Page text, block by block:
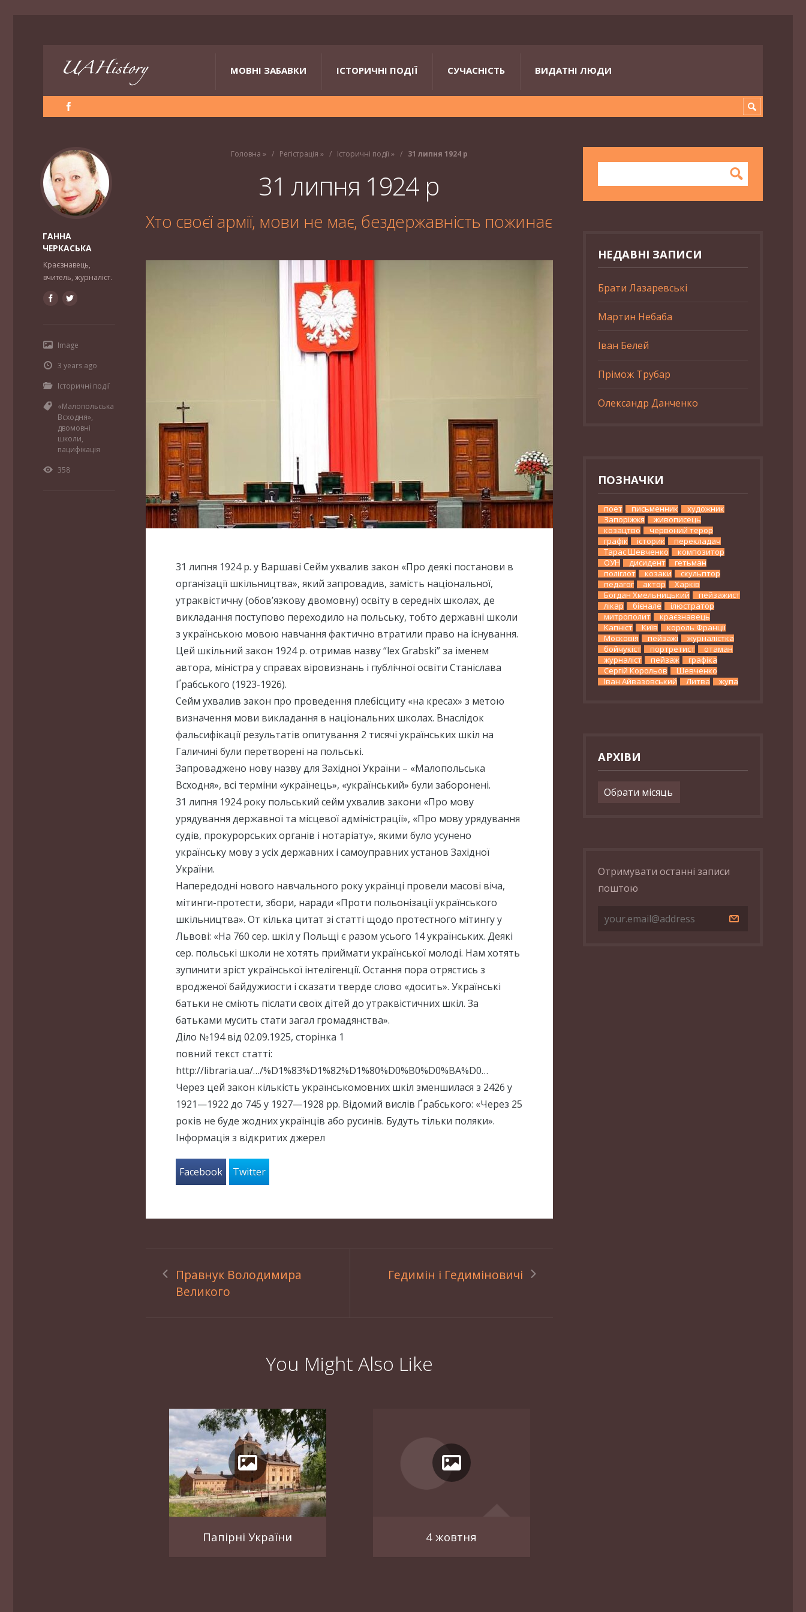
МОВНІ ЗАБАВКИ ІСТОРИЧНІ ПОДІЇ СУЧАСНІСТЬ ВИДАТНІ ЛЮДИ
Головна » Регістрація » Історичні події» 31 липня 1924 р
31 липня 1924 р
Хто своєї армії, мови не має, бездержавність пожинає
31 липня 1924 р. у Варшаві Сейм ухвалив закон «Про деякі постанови в
організації шкільництва», який запровадив, замість національної,
утраквістичну (обов’язкову двомовну) освіту в середніх школах, де
викладання поступово переходило на польську, тобто державні школи
з українською мовою навчання фактично втратили право на існування.
Цей шкільний закон 1924 р. отримав назву “lex Grabski” за іменем
автора, міністра у справах віровизнань і публічної освіти Станіслава
Ґрабського (1923-1926).
Сейм ухвалив закон про проведення плебісциту «на кресах» з метою
визначення мови викладання в національних школах. Внаслідок
фальсифікації результатів опитування 2 тисячі українських шкіл на
Галичині були перетворені на польські.
Запроваджено нову назву для Західної України – «Малопольська
Всходня», всі терміни «українець», «український» були заборонені.
31 липня 1924 року польський сейм ухвалив закони «Про мову
урядування державної та місцевої адміністрації», «Про мову урядування
судів, прокурорських органів і нотаріату», якими було усунено
українську мову з усіх державних і самоуправних установ Західної
України.
Напередодні нового навчального року українці провели масові віча,
мітинги-протести, збори, наради «Проти польонізації українського
шкільництва». От кілька цитат зі статті щодо протестного мітингу у
Львові: «На 760 сер. шкіл у Польщі є разом усього 14 українських. Деякі
сер. польські школи не хотять приймати української молоді. Нам хотять
зупинити зріст української інтелігенції. Остання пора отрястись з
вродженої байдужиости і сказати тверде слово «досить». Українські
батьки не сміють післати своїх дітей до утраквістичних шкіл. За
батьками мусить стати загал громадянства».
Діло №194 від 02.09.1925, сторінка 1
повний текст статті:
http://libraria.ua/…/%D1%83%D1%82%D1%80%D0%B0%D0%BA%D0…
Через цей закон кількість українськомовних шкіл зменшилася з 2426 у
1921—1922 до 745 у 1927—1928 рр. Відомий вислів Ґрабського: «Через 25
років не буде жодних українців або русинів. Будуть тільки поляки».
Інформація з відкритих джерел
Facebook Twitter
Правнук Володимира
Великого
Гедимін і Гедиміновичі
You Might Also Like
Папірні України 4 жовтня
ГАННА
ЧЕРКАСЬКА
Краєзнавець,
вчитель, журналіст.
Image
3 years ago
Історичні події
«Малопольська
Всходня»,
двомовні
школи,
пацифікація
358
НЕДАВНІ ЗАПИСИ
Брати Лазаревські
Мартин Небаба
Іван Белей
Прімож Трубар
Олександр Данченко
ПОЗНАЧКИ
поет письменник
художник
Запоріжжя
живописець
козацтво
червоний терор
графік
історик
перекладач
Тарас Шевченко
композитор
ОУН
дисидент
гетьман
поліглот
козаки
скульптор
педагог
актор
Харків
Богдан Хмельницький
пейзажист
лікар
бієнале
ілюстратор
митрополит
краєзнавець
Капніст
Київ
король Франції
Московія
пейзажі
журналістка
бойчукіст
портретист
отаман
журналіст
пейзаж
графіка
Сергій Корольов
Шевченко
Іван Айвазовський
Литва жупа
АРХІВИ
Архіви
Отримувати останні записи
поштою